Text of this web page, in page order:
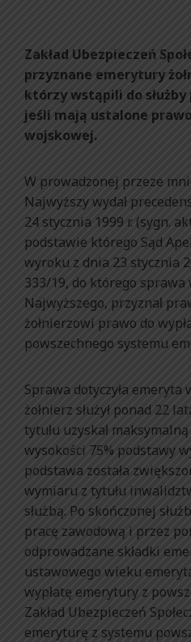
Zakład Ubezpieczeń
przyznane emerytury
którzy wstąpili do służby
jeśli mają ustalone
wojskowej.
W prowadzonej przeze
Najwyższy wydał
24 stycznia 1999 r. (sygn.
podstawie którego Sąd
wyroku z dnia 23 stycznia
333/19, do którego sprawa
Najwyższego, przyznał
żołnierzowi prawo do
powszechnego systemu
Sprawa dotyczyła
żołnierz służył ponad 22
tytułu uzyskał
wysokości 75% podstawy
podstawa została
wymiaru z tytułu
służbą. Po skończonej
pracę zawodową i przez
odprowadzane składki
ustawowego wieku
wypłatę emerytury z
Zakład Ubezpieczeń
emeryturę z systemu